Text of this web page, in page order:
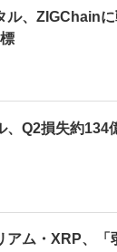
ル、ZIGChain
、Q2損失約134
アム・XRP、「